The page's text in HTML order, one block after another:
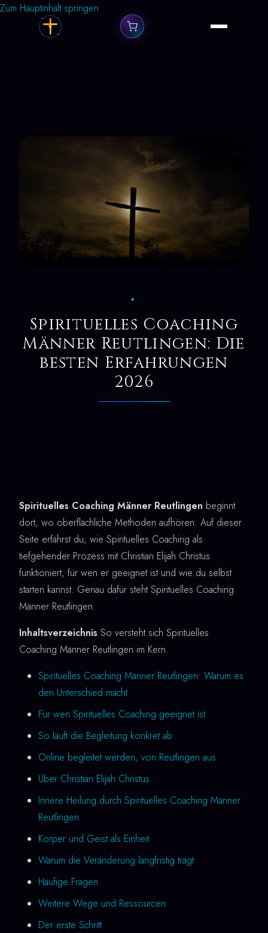
Zum Hauptinhalt springen
✦
Spirituelles Coaching
Männer Reutlingen: Die
besten Erfahrungen
2026
Spirituelles Coaching Männer Reutlingen beginnt
dort, wo oberflächliche Methoden aufhören. Auf dieser
Seite erfährst du, wie Spirituelles Coaching als
tiefgehender Prozess mit Christian Elijah Christus
funktioniert, für wen er geeignet ist und wie du selbst
starten kannst. Genau dafür steht Spirituelles Coaching
Männer Reutlingen.
Inhaltsverzeichnis So versteht sich Spirituelles
Coaching Männer Reutlingen im Kern.
Spirituelles Coaching Männer Reutlingen: Warum es
den Unterschied macht
Für wen Spirituelles Coaching geeignet ist
So läuft die Begleitung konkret ab
Online begleitet werden, von Reutlingen aus
Über Christian Elijah Christus
Innere Heilung durch Spirituelles Coaching Männer
Reutlingen
Körper und Geist als Einheit
Warum die Veränderung langfristig trägt
Häufige Fragen
Weitere Wege und Ressourcen
Der erste Schritt